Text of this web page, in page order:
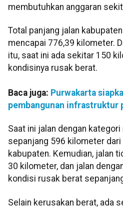
membutuhkan anggaran
Total panjang jalan
mencapai 776,39 kilometer.
itu, saat ini ada sekitar 150
kondisinya rusak berat.
Baca juga: Purwakarta
pembangunan infrastruktur
Saat ini jalan dengan
sepanjang 596 kilometer
kabupaten. Kemudian, jalan
30 kilometer, dan jalan
kondisi rusak berat
Selain kerusakan berat, ada